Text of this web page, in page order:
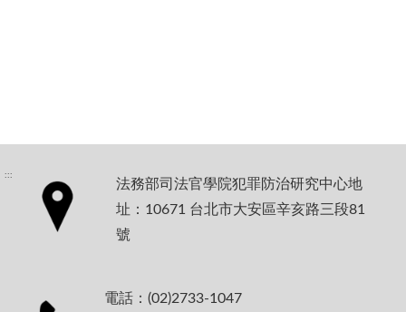
:::
法務部司法官學院犯罪防治研究中心地
址：10671 台北市大安區辛亥路三段81
號
電話：(02)2733-1047